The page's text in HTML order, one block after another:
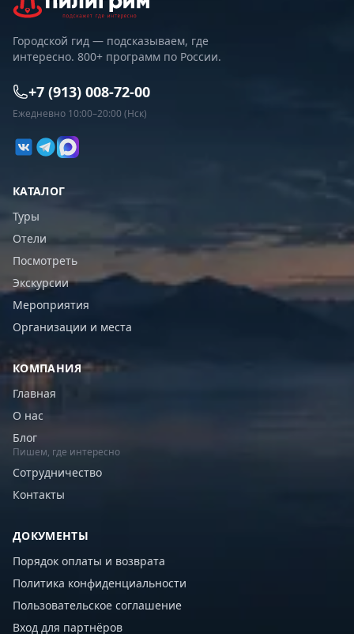
Городской гид — подсказываем, где
интересно. 800+ программ по России.
+7 (913) 008-72-00
Ежедневно 10:00–20:00 (Нск)
КАТАЛОГ
Туры
Отели
Посмотреть
Экскурсии
Мероприятия
Организации и места
КОМПАНИЯ
Главная
О нас
Блог
Пишем, где интересно
Сотрудничество
Контакты
ДОКУМЕНТЫ
Порядок оплаты и возврата
Политика конфиденциальности
Пользовательское соглашение
Вход для партнёров